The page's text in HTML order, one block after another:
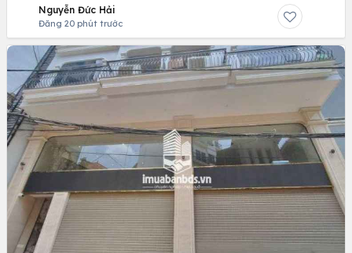
Nguyễn Đức Hải
Đăng 20 phút trước